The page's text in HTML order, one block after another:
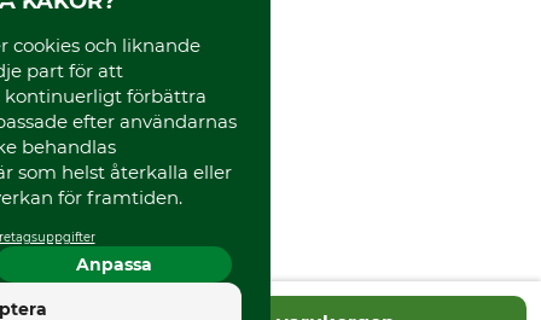
cookies och liknande
part för att
kontinuerligt förbättra
efter användarnas
behandlas
som helst återkalla eller
för framtiden.
Anpassa